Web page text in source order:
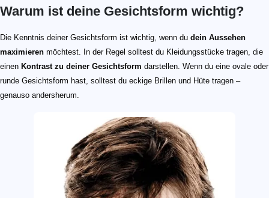
Warum ist deine Gesichtsform wichtig?
Die Kenntnis deiner Gesichtsform ist wichtig, wenn du dein Aussehen
maximieren möchtest. In der Regel solltest du Kleidungsstücke tragen, die
einen Kontrast zu deiner Gesichtsform darstellen. Wenn du eine ovale oder
runde Gesichtsform hast, solltest du eckige Brillen und Hüte tragen –
genauso andersherum.